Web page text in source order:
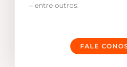
– entre outros.
FALE